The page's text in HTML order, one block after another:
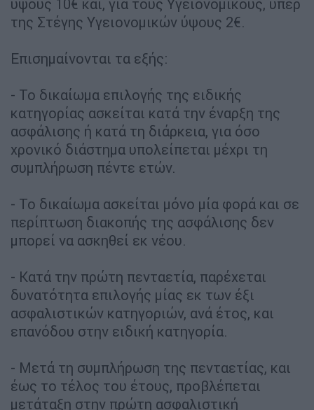
ύψους 10€ και, για τους Υγειονομικούς, υπέρ
της Στέγης Υγειονομικών ύψους 2€.
Επισημαίνονται τα εξής:
- Το δικαίωμα επιλογής της ειδικής
κατηγορίας ασκείται κατά την έναρξη της
ασφάλισης ή κατά τη διάρκεια, για όσο
χρονικό διάστημα υπολείπεται μέχρι τη
συμπλήρωση πέντε ετών.
- Το δικαίωμα ασκείται μόνο μία φορά και σε
περίπτωση διακοπής της ασφάλισης δεν
μπορεί να ασκηθεί εκ νέου.
- Κατά την πρώτη πενταετία, παρέχεται
δυνατότητα επιλογής μίας εκ των έξι
ασφαλιστικών κατηγοριών, ανά έτος, και
επανόδου στην ειδική κατηγορία.
- Μετά τη συμπλήρωση της πενταετίας, και
έως το τέλος του έτους, προβλέπεται
μετάταξη στην πρώτη ασφαλιστική